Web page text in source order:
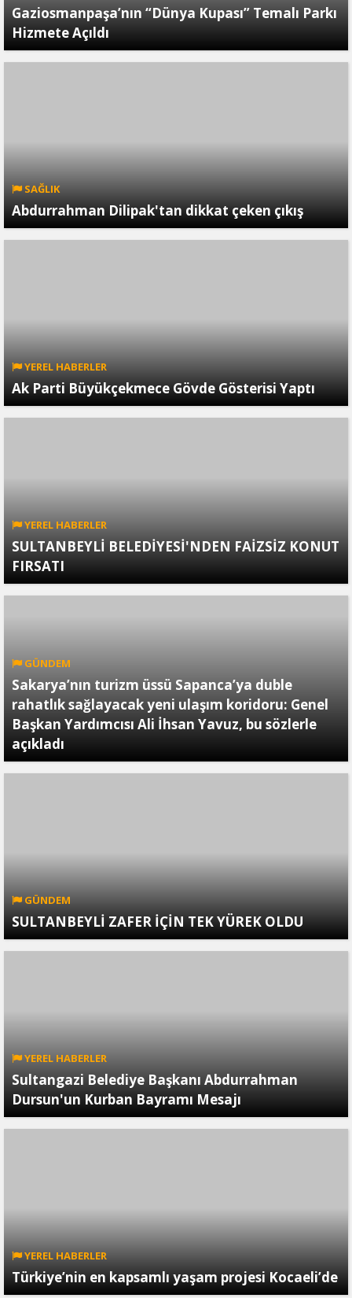
Gaziosmanpaşa’nın “Dünya Kupası” Temalı Parkı
Hizmete Açıldı
SAĞLIK
Abdurrahman Dilipak'tan dikkat çeken çıkış
YEREL HABERLER
Ak Parti Büyükçekmece Gövde Gösterisi Yaptı
YEREL HABERLER
SULTANBEYLİ BELEDİYESİ'NDEN FAİZSİZ KONUT
FIRSATI
GÜNDEM
Sakarya’nın turizm üssü Sapanca’ya duble
rahatlık sağlayacak yeni ulaşım koridoru: Genel
Başkan Yardımcısı Ali İhsan Yavuz, bu sözlerle
açıkladı
GÜNDEM
SULTANBEYLİ ZAFER İÇİN TEK YÜREK OLDU
YEREL HABERLER
Sultangazi Belediye Başkanı Abdurrahman
Dursun'un Kurban Bayramı Mesajı
YEREL HABERLER
Türkiye’nin en kapsamlı yaşam projesi Kocaeli’de